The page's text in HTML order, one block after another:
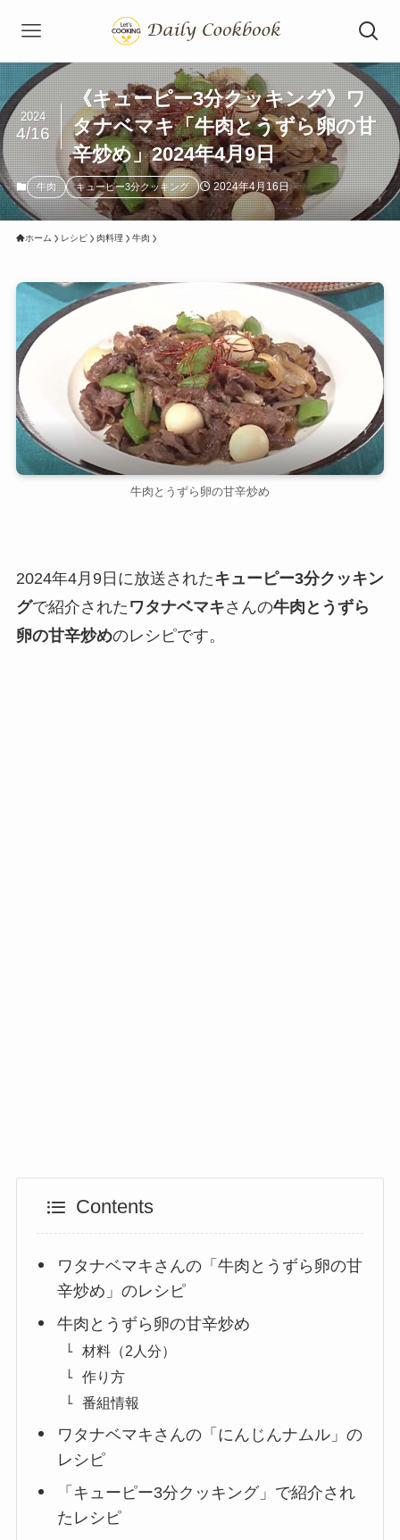
《キューピー3分クッキング》ワ
タナベマキ「牛肉とうずら卵の甘
辛炒め」2024年4月9日
2024
4/16
牛肉 キューピー3分クッキング 2024年4月16日
ホーム レシピ 肉料理 牛肉
牛肉とうずら卵の甘辛炒め
2024年4月9日に放送されたキューピー3分クッキン
グで紹介された ワタナベマキさんの牛肉とうずら
卵の甘辛炒めのレシピです。
Contents
ワタナベマキさんの「牛肉とうずら卵の甘
辛炒め」のレシピ
牛肉とうずら卵の甘辛炒め
材料（2人分）
作り方
番組情報
ワタナベマキさんの「にんじんナムル」の
レシピ
「キューピー3分クッキング」で紹介され
たレシピ